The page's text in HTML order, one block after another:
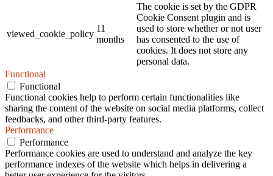
viewed_cookie_policy
11
months
The cookie is set by the GDPR
Cookie Consent plugin and is
used to store whether or not user
has consented to the use of
cookies. It does not store any
personal data.
Functional
Functional
Functional cookies help to perform certain functionalities like
sharing the content of the website on social media platforms, collect
feedbacks, and other third-party features.
Performance
Performance
Performance cookies are used to understand and analyze the key
performance indexes of the website which helps in delivering a